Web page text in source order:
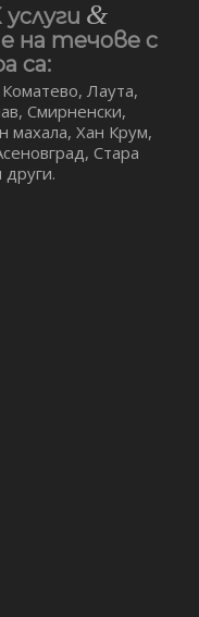
&
на течове с
са:
Лаута,
Смирненски,
махала, Хан Крум,
Стара
други.